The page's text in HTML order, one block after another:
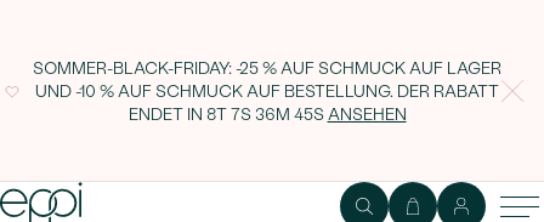
SOMMER-BLACK-FRIDAY: -25 % AUF SCHMUCK AUF LAGER
UND -10 % AUF SCHMUCK AUF BESTELLUNG. DER RABATT
ENDET IN 8T 7S 36M 44S ANSEHEN